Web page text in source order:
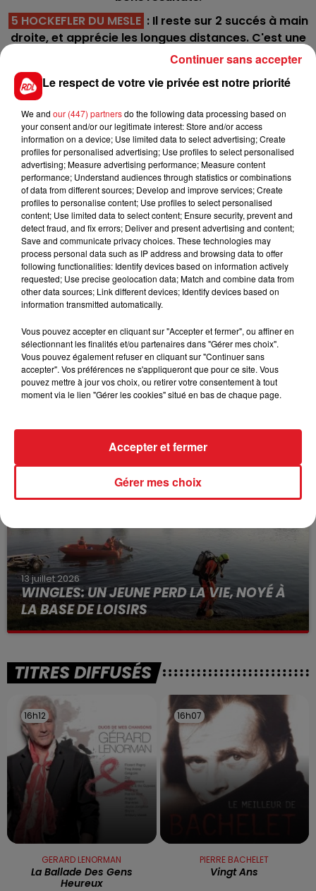
5 HOCKEFLER DU MESLE : Il reste sur 2 succés à main
droite, et apprécie les longues distances. C'est une
belle possibilité dans ce quinté.
2 GUERRIER CASTELETS : Avec lui c'est le plus
souvent une question de départ, si ça se passe bien
durant les 200 premiers mêtres, il peut passer en
mode réhabilitation.
*******
En direct des pistes :
FILS D'ACTUS
15 juillet 2026
VOLONTAIRE EN COURS, APRÈS LA...
Selon les premiers éléments, le logement servait
à des prostituées
13 juillet 2026
WINGLES: UN JEUNE PERD LA VIE, NOYÉ À
LA BASE DE LOISIRS
La victime a coulé à pic
TITRES DIFFUSÉS
16h12
16h12
GERARD LENORMAN
La Ballade Des Gens
Heureux
16h07
16h07
PIERRE BACHELET
Vingt Ans
Le respect de votre vie privée est notre priorité
We and our (447) partnersdo the following data processing based on
your consent and/or our legitimate interest: Store and/or access
information on a device; Use limited data to select advertising; Create
profiles for personalised advertising; Use profiles to select personalised
advertising; Measure advertising performance; Measure content
performance; Understand audiences through statistics or combinations
of data from different sources; Develop and improve services; Create
profiles to personalise content; Use profiles to select personalised
content; Use limited data to select content; Ensure security, prevent and
detect fraud, and fix errors; Deliver and present advertising and content;
Save and communicate privacy choices. These technologies may
process personal data such as IP address and browsing data to offer
following functionalities: Identify devices based on information actively
requested; Use precise geolocation data; Match and combine data from
other data sources; Link different devices; Identify devices based on
information transmitted automatically.
Vous pouvez accepter en cliquant sur "Accepter et fermer", ou affiner en
sélectionnant les finalités et/ou partenaires dans "Gérer mes choix".
Vous pouvez également refuser en cliquant sur "Continuer sans
accepter". Vos préférences ne s'appliqueront que pour ce site. Vous
pouvez mettre à jour vos choix, ou retirer votre consentement à tout
moment via le lien "Gérer les cookies" situé en bas de chaque page.
Gérer mes choix
Accepter et fermer
Continuer sans accepter